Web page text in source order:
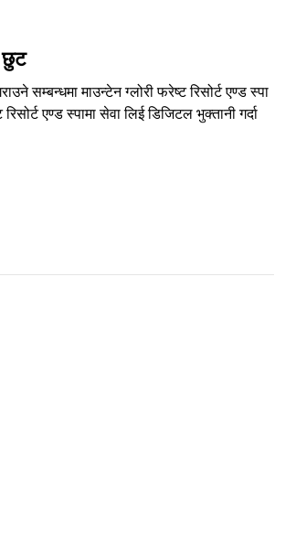
छुट
सम्बन्धमा माउन्टेन ग्लोरी फरेष्ट रिसोर्ट एण्ड स्पा
एण्ड स्पामा सेवा लिई डिजिटल भुक्तानी गर्दा